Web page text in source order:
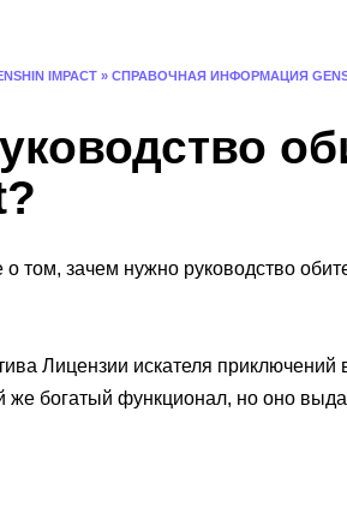
IMPACT » СПРАВОЧНАЯ ИНФОРМАЦИЯ
том, зачем нужно руководство
Лицензии искателя приключений
же богатый функционал, но оно